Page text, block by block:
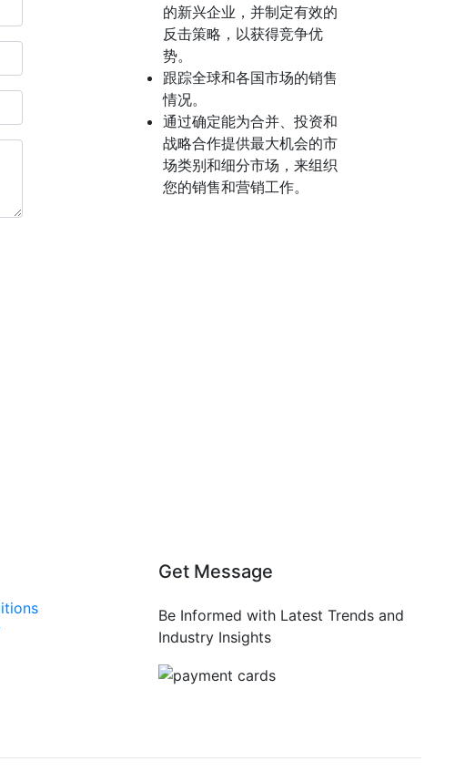
的新兴企业，并制定有效的
反击策略，以获得竞争优
势。
跟踪全球和各国市场的销售
情况。
通过确定能为合并、投资和
战略合作提供最大机会的市
场类别和细分市场，来组织
您的销售和营销工作。
Get Message
Be Informed with Latest Trends and
Industry Insights